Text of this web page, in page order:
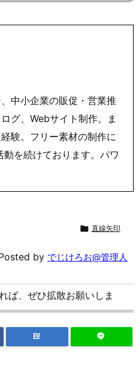
中小企業の販促・営業推
グ、Webサイト制作。ま
験。フリー素材の制作に
を続けております。パワ
 直線矢印
by でじけろお@管理人
ば、ぜひ拡散お願いしま
B!